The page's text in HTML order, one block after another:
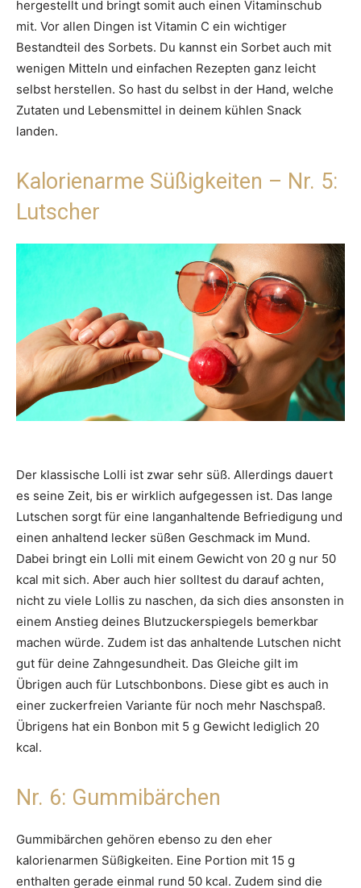
hergestellt und bringt somit auch einen Vitaminschub
mit. Vor allen Dingen ist Vitamin C ein wichtiger
Bestandteil des Sorbets. Du kannst ein Sorbet auch mit
wenigen Mitteln und einfachen Rezepten ganz leicht
selbst herstellen. So hast du selbst in der Hand, welche
Zutaten und Lebensmittel in deinem kühlen Snack
landen.
Kalorienarme Süßigkeiten – Nr. 5:
Lutscher
Der klassische Lolli ist zwar sehr süß. Allerdings dauert
es seine Zeit, bis er wirklich aufgegessen ist. Das lange
Lutschen sorgt für eine langanhaltende Befriedigung und
einen anhaltend lecker süßen Geschmack im Mund.
Dabei bringt ein Lolli mit einem Gewicht von 20 g nur 50
kcal mit sich. Aber auch hier solltest du darauf achten,
nicht zu viele Lollis zu naschen, da sich dies ansonsten in
einem Anstieg deines Blutzuckerspiegels bemerkbar
machen würde. Zudem ist das anhaltende Lutschen nicht
gut für deine Zahngesundheit. Das Gleiche gilt im
Übrigen auch für Lutschbonbons. Diese gibt es auch in
einer zuckerfreien Variante für noch mehr Naschspaß.
Übrigens hat ein Bonbon mit 5 g Gewicht lediglich 20
kcal.
Nr. 6: Gummibärchen
Gummibärchen gehören ebenso zu den eher
kalorienarmen Süßigkeiten. Eine Portion mit 15 g
enthalten gerade einmal rund 50 kcal. Zudem sind die